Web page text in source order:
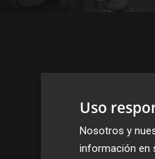
Uso
Nosotros y
información en